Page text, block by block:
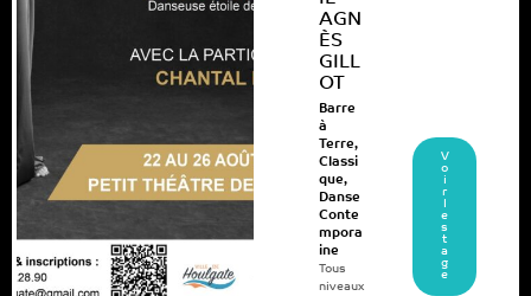
AGN
ÈS
GILL
OT
Barre
à
Terre,
Classi
que,
Danse
Conte
mpora
ine
Tous
niveaux
V
o
i
r
l
e
s
t
a
g
e